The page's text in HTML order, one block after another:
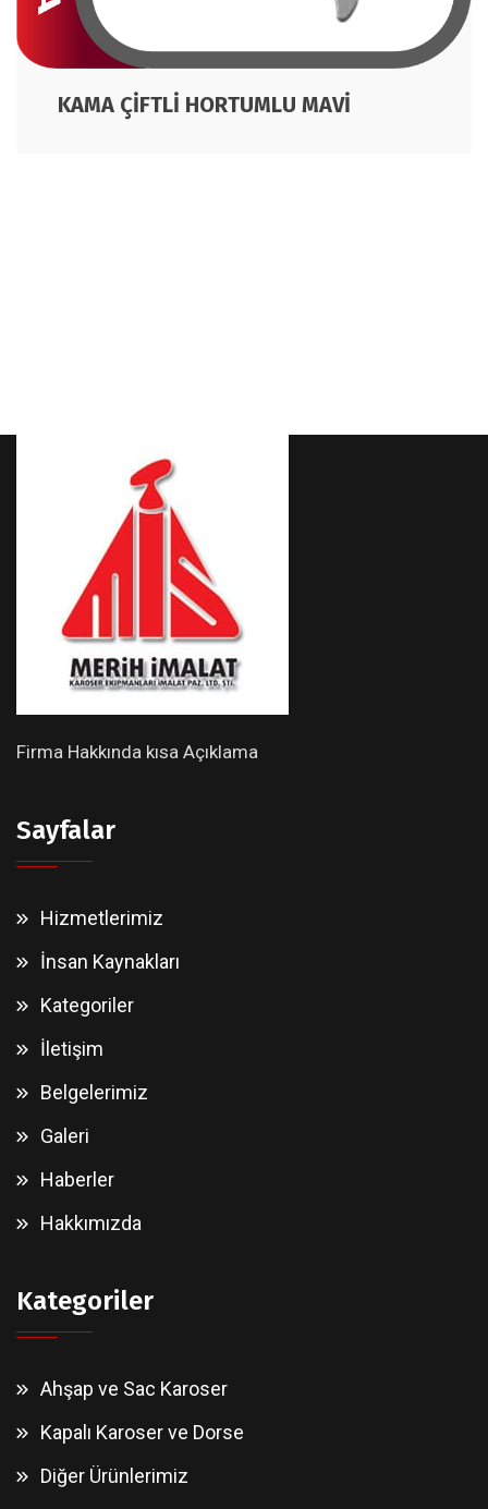
KAMA ÇİFTLİ HORTUMLU MAVİ
Firma Hakkında kısa Açıklama
Sayfalar
Hizmetlerimiz
İnsan Kaynakları
Kategoriler
İletişim
Belgelerimiz
Galeri
Haberler
Hakkımızda
Kategoriler
Ahşap ve Sac Karoser
Kapalı Karoser ve Dorse
Diğer Ürünlerimiz